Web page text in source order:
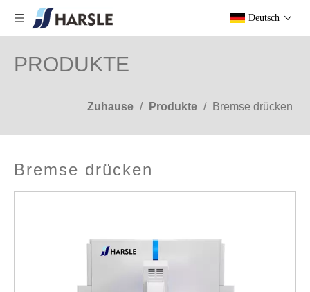
Deutsch
PRODUKTE
Zuhause / Produkte / Bremse drücken
Bremse drücken